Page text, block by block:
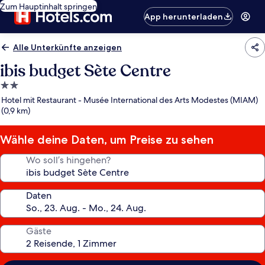
Zum Hauptinhalt springen
App herunterladen
Alle Unterkünfte anzeigen
ibis budget Sète Centre
2.0-
Sterne-
Unterkunft
Hotel mit Restaurant - Musée International des Arts Modestes (MIAM)
(0,9 km)
Wähle deine Daten, um Preise zu sehen
Wo soll’s hingehen?
Daten
Gäste